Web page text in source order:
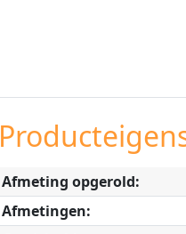
Afmeting opgerold:
Afmetingen: